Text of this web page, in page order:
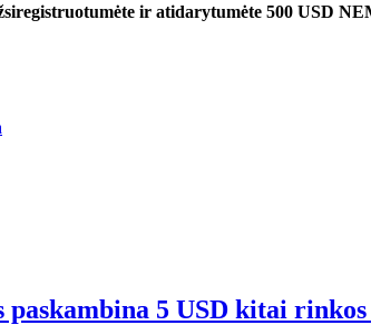
ir atidarytumėte 500 USD
5 USD kitai